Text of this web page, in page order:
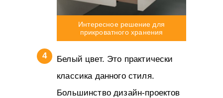
Интересное решение для
прикроватного хранения
Белый цвет. Это практически
классика данного стиля.
Большинство дизайн-проектов